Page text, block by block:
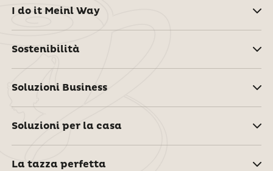
I do it Meinl Way
Sostenibilità
Soluzioni Business
Soluzioni per la casa
La tazza perfetta